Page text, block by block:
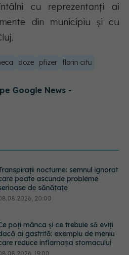
cu reprezentanţi ai
din municipiu şi cu
doze pfizer florin citu
Google News -
Ce poți mânca și ce trebuie să eviți
ai gastrită: exemplu de meniu
reduce inflamația stomacului
08.08.2026, 19:00
pot traversa bariera
și modifica hormonii
18:00